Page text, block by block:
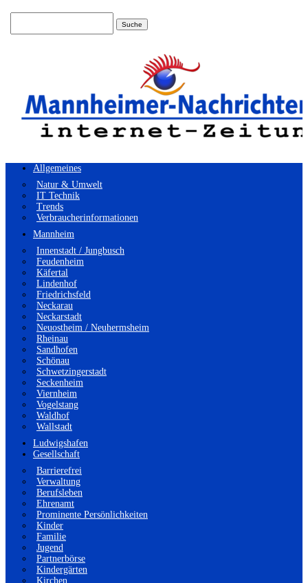
Allgemeines
Natur & Umwelt
IT Technik
Trends
Verbraucherinformationen
Mannheim
Innenstadt / Jungbusch
Feudenheim
Käfertal
Lindenhof
Friedrichsfeld
Neckarau
Neckarstadt
Neuostheim / Neuhermsheim
Rheinau
Sandhofen
Schönau
Schwetzingerstadt
Seckenheim
Viernheim
Vogelstang
Waldhof
Wallstadt
Ludwigshafen
Gesellschaft
Barrierefrei
Verwaltung
Berufsleben
Ehrenamt
Prominente Persönlichkeiten
Kinder
Familie
Jugend
Partnerbörse
Kindergärten
Kirchen